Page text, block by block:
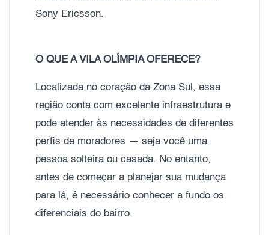
Sony Ericsson.
O QUE A VILA OLÍMPIA OFERECE?
Localizada no coração da Zona Sul, essa
região conta com excelente infraestrutura e
pode atender às necessidades de diferentes
perfis de moradores — seja você uma
pessoa solteira ou casada. No entanto,
antes de começar a planejar sua mudança
para lá, é necessário conhecer a fundo os
diferenciais do bairro.